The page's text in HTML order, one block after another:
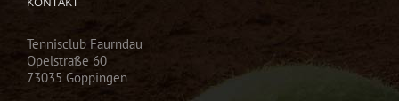
Tennisclub Faurndau
Opelstraße 60
73035 Göppingen